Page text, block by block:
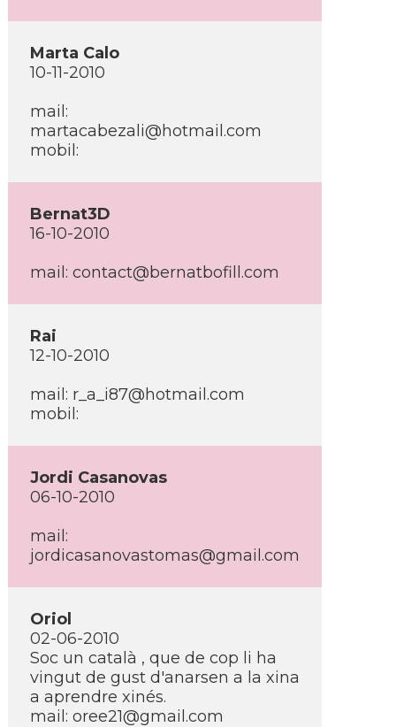
Marta Calo
10-11-2010
mail:
martacabezali@hotmail.com
mobil:
Bernat3D
16-10-2010
mail: contact@bernatbofill.com
Rai
12-10-2010
mail: r_a_i87@hotmail.com
mobil:
Jordi Casanovas
06-10-2010
mail:
jordicasanovastomas@gmail.com
Oriol
02-06-2010
Soc un català , que de cop li ha
vingut de gust d'anarsen a la xina
a aprendre xinés.
mail: oree21@gmail.com